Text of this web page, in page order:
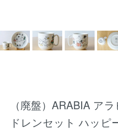
（廃盤）ARABIA ア
ドレンセット ハッピ